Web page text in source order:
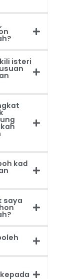
isteri
kad
saya